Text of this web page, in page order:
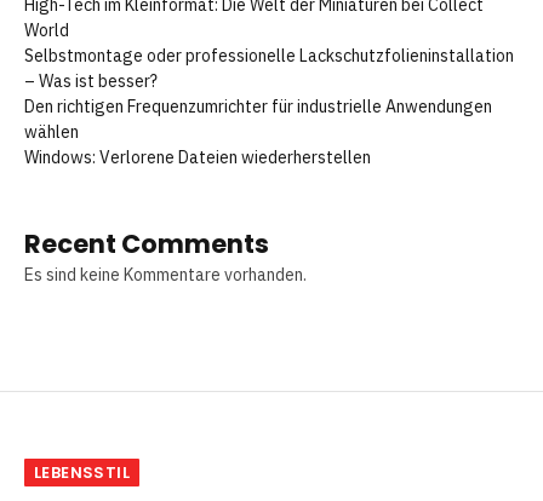
High-Tech im Kleinformat: Die Welt der Miniaturen bei Collect
World
Selbstmontage oder professionelle Lackschutzfolieninstallation
– Was ist besser?
Den richtigen Frequenzumrichter für industrielle Anwendungen
wählen
Windows: Verlorene Dateien wiederherstellen
Recent Comments
Es sind keine Kommentare vorhanden.
LEBENSSTIL